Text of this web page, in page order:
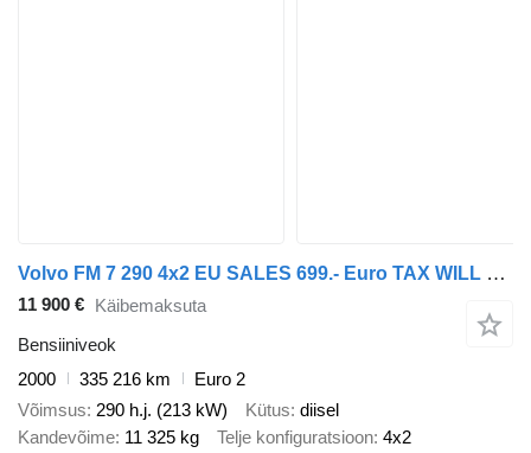
Volvo FM 7 290 4x2 EU SALES 699.- Euro TAX WILL BE ADDED / TANK TOTAL
11 900 € Käibemaksuta
Bensiiniveok
2000
335 216 km
Euro 2
Võimsus 290 h.j. (213 kW) Kütus diisel
Kandevõime 11 325 kg Telje konfiguratsioon 4x2